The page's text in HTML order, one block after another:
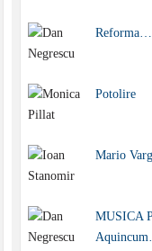
Reforma…
Potolire
Mario
MUSICA